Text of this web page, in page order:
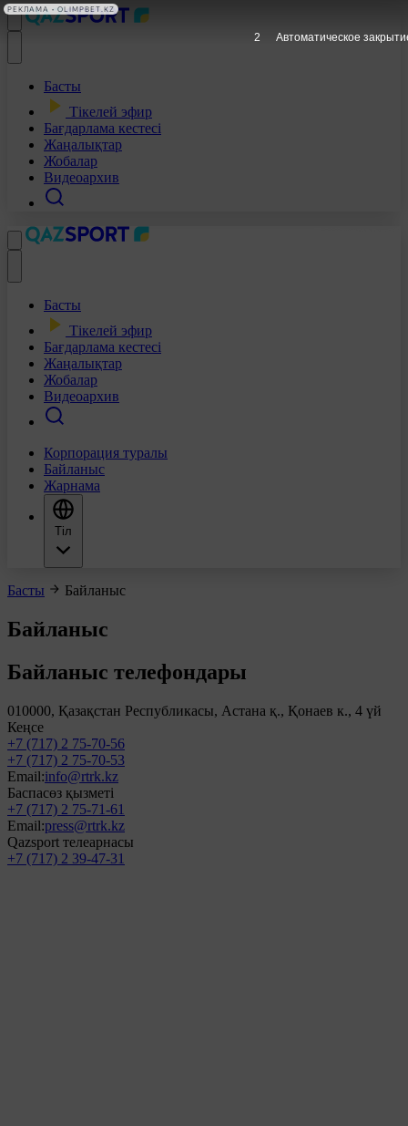
Басты
Тікелей эфир
Бағдарлама кестесі
Жаңалықтар
Жобалар
Видеоархив
Басты
Тікелей эфир
Бағдарлама кестесі
Жаңалықтар
Жобалар
Видеоархив
Корпорация туралы
Байланыс
Жарнама
Тіл
Басты Байланыс
Байланыс
Байланыс телефондары
010000, Қазақстан Республикасы, Астана қ., Қонаев к., 4 үй
Кеңсе
+7 (717) 2 75-70-56
+7 (717) 2 75-70-53
Email:info@rtrk.kz
Баспасөз қызметі
+7 (717) 2 75-71-61
Email:press@rtrk.kz
Qazsport телеарнасы
+7 (717) 2 39-47-31
1 Автоматическое
РЕКЛАМА • OLIMPBET.KZ